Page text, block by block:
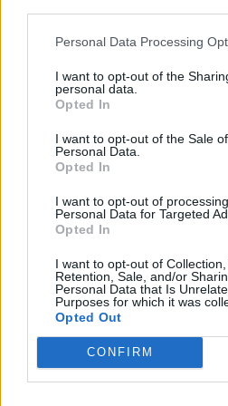
Personal Data Processing
I want to opt-out of the
personal data.
Opted In
I want to opt-out of the Sale
Personal Data.
Opted In
I want to opt-out of
Personal Data for Targeted
Opted In
I want to opt-out of Collection,
Retention, Sale, and/or
Personal Data that Is
Purposes for which it was
Opted Out
CONFIRM